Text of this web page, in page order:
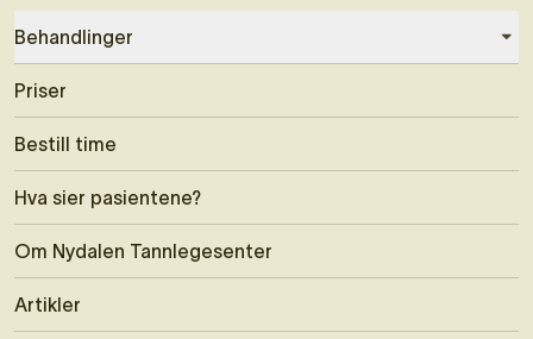
Behandlinger
Priser
Bestill time
Hva sier pasientene?
Om Nydalen Tannlegesenter
Artikler